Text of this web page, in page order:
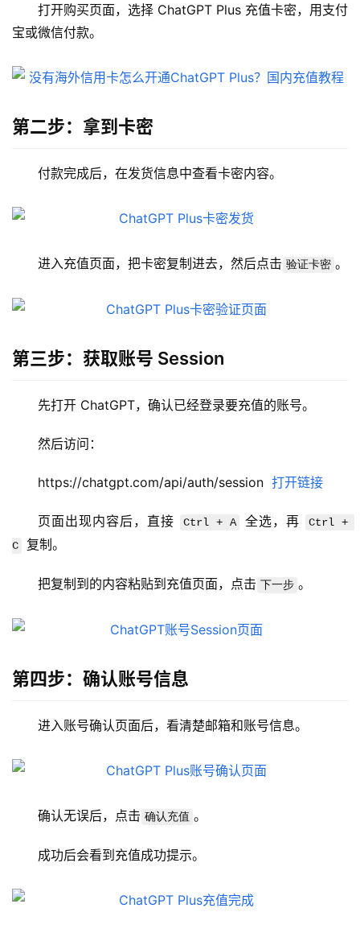
打开购买页面，选择 ChatGPT Plus 充值卡密，用支付
宝或微信付款。
第二步：拿到卡密
付款完成后，在发货信息中查看卡密内容。
进入充值页面，把卡密复制进去，然后点击 验证卡密 。
第三步：获取账号 Session
先打开 ChatGPT，确认已经登录要充值的账号。
然后访问：
https://chatgpt.com/api/auth/session 打开链接
页面出现内容后，直接 Ctrl + A 全选，再
Ctrl +
C
复制。
把复制到的内容粘贴到充值页面，点击 下一步 。
第四步：确认账号信息
进入账号确认页面后，看清楚邮箱和账号信息。
确认无误后，点击 确认充值 。
成功后会看到充值成功提示。